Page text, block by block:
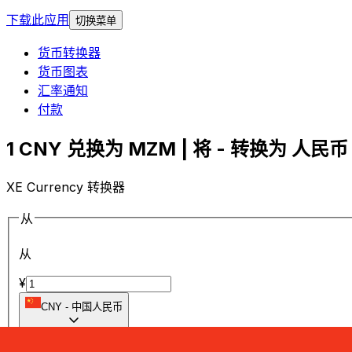
下载此应用 切换菜单
货币转换器
货币图表
汇率通知
付款
1 CNY 兑换为 MZM | 将 - 转换为 人民
XE Currency 转换器
从
从
¥
CNY - 中国人民币